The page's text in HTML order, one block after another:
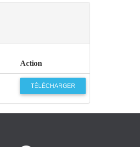
Action
TÉLÉCHARGER